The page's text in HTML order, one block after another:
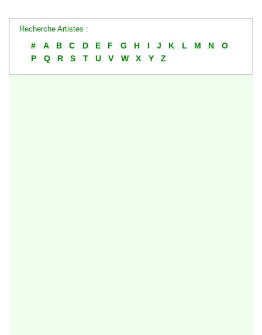
Recherche Artistes :
# A B C D E F G H I J K L M N
O
P
Q R S T U V W X Y Z